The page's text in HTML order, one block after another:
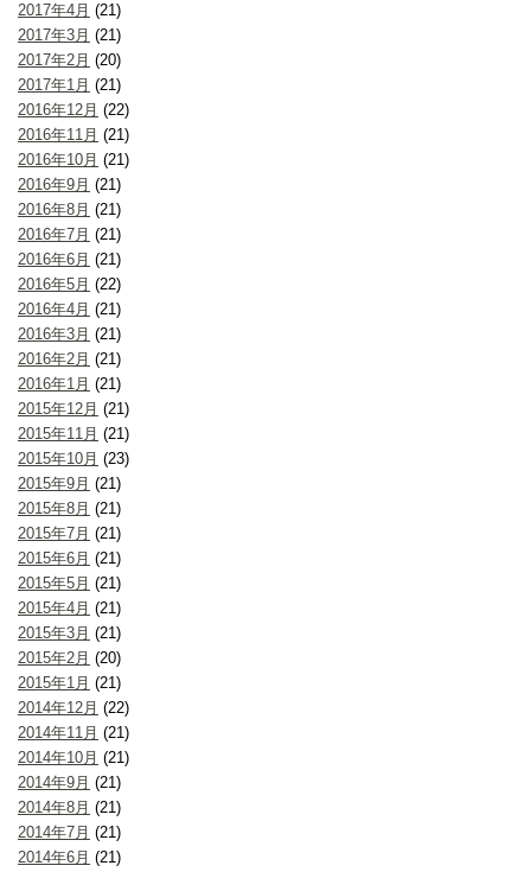
2017年4月 (21)
2017年3月 (21)
2017年2月 (20)
2017年1月 (21)
2016年12月 (22)
2016年11月 (21)
2016年10月 (21)
2016年9月 (21)
2016年8月 (21)
2016年7月 (21)
2016年6月 (21)
2016年5月 (22)
2016年4月 (21)
2016年3月 (21)
2016年2月 (21)
2016年1月 (21)
2015年12月 (21)
2015年11月 (21)
2015年10月 (23)
2015年9月 (21)
2015年8月 (21)
2015年7月 (21)
2015年6月 (21)
2015年5月 (21)
2015年4月 (21)
2015年3月 (21)
2015年2月 (20)
2015年1月 (21)
2014年12月 (22)
2014年11月 (21)
2014年10月 (21)
2014年9月 (21)
2014年8月 (21)
2014年7月 (21)
2014年6月 (21)